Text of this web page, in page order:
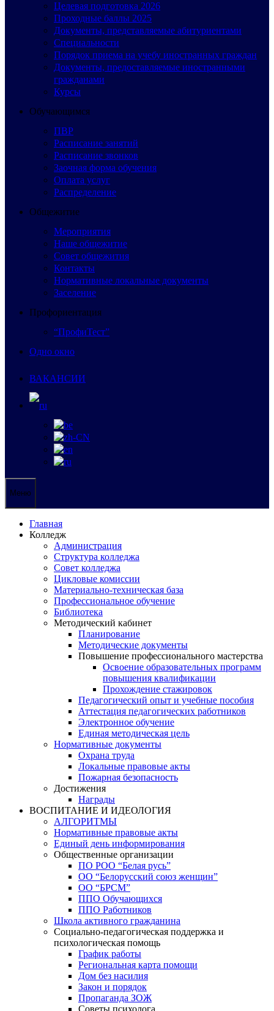
Целевая подготовка 2026
Проходные баллы 2025
Документы, представляемые абитуриентами
Специальности
Порядок приема на учебу иностранных граждан
Документы, предоставляемые иностранными
гражданами
Курсы
Обучающимся
ПВР
Расписание занятий
Расписание звонков
Заочная форма обучения
Оплата услуг
Распределение
Общежитие
Мероприятия
Наше общежитие
Совет общежития
Контакты
Нормативные локальные документы
Заселение
Профориентация
“ПрофиТест”
Одно окно
ВАКАНСИИ
Меню
Главная
Колледж
Администрация
Структура колледжа
Совет колледжа
Цикловые комиссии
Материально-техническая база
Профессиональное обучение
Библиотека
Методический кабинет
Планирование
Методические документы
Повышение профессионального мастерства
Освоение образовательных программ
повышения квалификации
Прохождение стажировок
Педагогический опыт и учебные пособия
Аттестация педагогических работников
Электронное обучение
Единая методическая цель
Нормативные документы
Охрана труда
Локальные правовые акты
Пожарная безопасность
Достижения
Награды
ВОСПИТАНИЕ И ИДЕОЛОГИЯ
АЛГОРИТМЫ
Нормативные правовые акты
Единый день информирования
Общественные организации
ПО РОО “Белая русь”
ОО “Белорусский союз женщин”
ОО “БРСМ”
ППО Обучающихся
ППО Работников
Школа активного гражданина
Социально-педагогическая поддержка и
психологическая помощь
График работы
Региональная карта помощи
Дом без насилия
Закон и порядок
Пропаганда ЗОЖ
Советы психолога